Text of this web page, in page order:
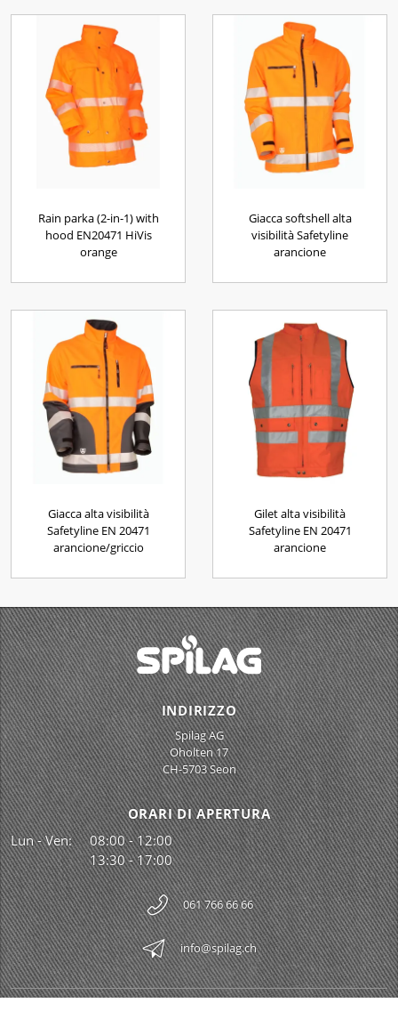
Rain parka (2-in-1) with
hood EN20471 HiVis
orange
Giacca softshell alta
visibilità Safetyline
arancione
Giacca alta visibilità
Safetyline EN 20471
arancione/griccio
Gilet alta visibilità
Safetyline EN 20471
arancione
INDIRIZZO
Spilag AG
Oholten 17
CH-5703 Seon
ORARI DI APERTURA
Lun - Ven:
08:00 - 12:00
13:30 - 17:00
061 766 66 66
info@spilag.ch